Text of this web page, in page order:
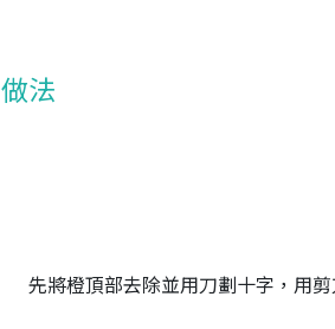
做法
先將橙頂部去除並用刀劃十字，用剪